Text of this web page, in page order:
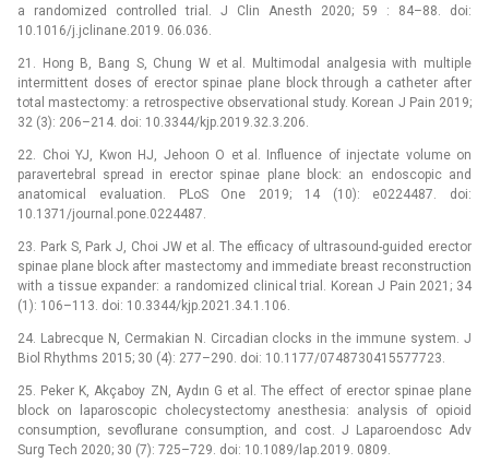
a randomized controlled trial. J Clin Anesth 2020; 59 : 84–88. doi:
10.1016/j.jclinane.2019. 06.036.
21. Hong B, Bang S, Chung W et al. Multimodal analgesia with multiple
intermittent doses of erector spinae plane block through a catheter after
total mastectomy: a retrospective observational study. Korean J Pain 2019;
32 (3): 206–214. doi: 10.3344/kjp.2019.32.3.206.
22. Choi YJ, Kwon HJ, Jehoon O et al. Influence of injectate volume on
paravertebral spread in erector spinae plane block: an endoscopic and
anatomical evaluation. PLoS One 2019; 14 (10): e0224487. doi:
10.1371/journal.pone.0224487.
23. Park S, Park J, Choi JW et al. The efficacy of ultrasound-guided erector
spinae plane block after mastectomy and immediate breast reconstruction
with a tissue expander: a randomized clinical trial. Korean J Pain 2021; 34
(1): 106–113. doi: 10.3344/kjp.2021.34.1.106.
24. Labrecque N, Cermakian N. Circadian clocks in the immune system. J
Biol Rhythms 2015; 30 (4): 277–290. doi: 10.1177/0748730415577723.
25. Peker K, Akçaboy ZN, Aydın G et al. The effect of erector spinae plane
block on laparoscopic cholecystectomy anesthesia: analysis of opioid
consumption, sevoflurane consumption, and cost. J Laparoendosc Adv
Surg Tech 2020; 30 (7): 725–729. doi: 10.1089/lap.2019. 0809.